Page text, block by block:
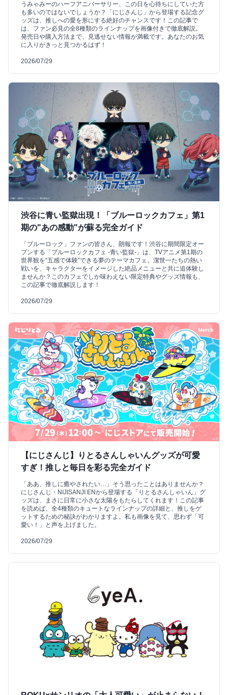
うみゃみーのハーフアニバーサリー、この日を心待ちにしていた方
も多いのではないでしょうか？「にじさんじ」から登場する記念グ
ッズは、推しへの愛を形にする絶好のチャンスです！この記事で
は、ファン必見の全8種類のラインナップを画像付きで徹底解説。
発売日や購入方法まで、見逃せない情報が満載です。あなたのお気
に入りがきっと見つかるはず！
2026/07/29
渋谷に青い監獄出現！「ブルーロックカフェ」第1
期の"あの感動"が蘇る完全ガイド
「ブルーロック」ファンの皆さん、朗報です！渋谷に期間限定オー
プンする「ブルーロックカフェ -青い監獄-」は、TVアニメ第1期の
世界観を“五感で体験”できる夢のテーマカフェ。潔世一たちの熱い
戦いを、キャラクターをイメージした絶品メニューと共に追体験し
ませんか？このカフェでしか味わえない限定特典やグッズ情報も、
この記事で徹底解説します！
2026/07/29
【にじさんじ】りとるさんしゃいんグッズが可愛
すぎ！推しと毎日を彩る完全ガイド
「ああ、推しに癒やされたい…」そう思ったことはありませんか？
にじさんじ・NIJISANJI ENから登場する「りとるさんしゃいん」グ
ッズは、まさに日常に小さな太陽をもたらしてくれます！この記事
を読めば、全4種類のキュートなラインナップの詳細と、推しをゲ
ットするための秘訣がわかりますよ。私も画像を見て、思わず「可
愛い！」と声を上げました。
2026/07/29